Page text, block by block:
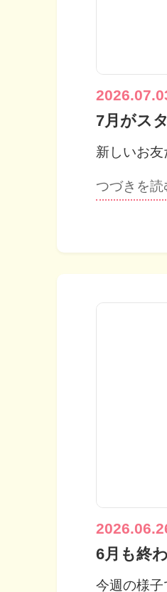
7月がス
新しいお友
つづきを読
6月も終
今週の様子